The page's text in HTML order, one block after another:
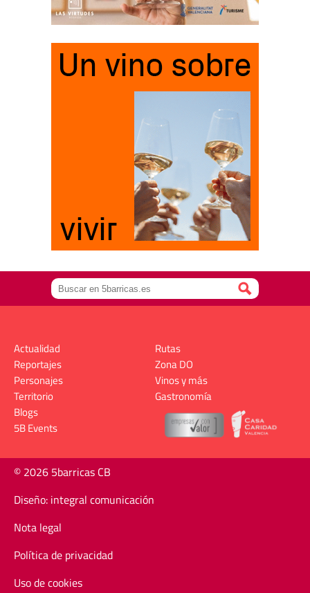
Actualidad
Reportajes
Personajes
Territorio
Rutas
Zona DO
Vinos y más
Gastronomía
Blogs
5B Events
© 2026 5barricas CB
Diseño: integral comunicación
Nota legal
Política de privacidad
Uso de cookies